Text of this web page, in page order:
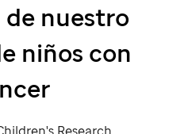
nuestro
niños con